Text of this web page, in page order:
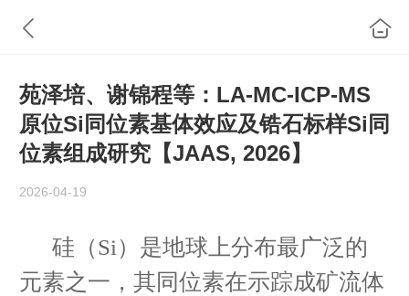
苑泽培、谢锦程等：LA-MC-ICP-MS
原位Si同位素基体效应及锆石标样Si同
位素组成研究【JAAS, 2026】
2026-04-19
硅（Si）是地球上分布最广泛的
元素之一，其同位素在示踪成矿流体